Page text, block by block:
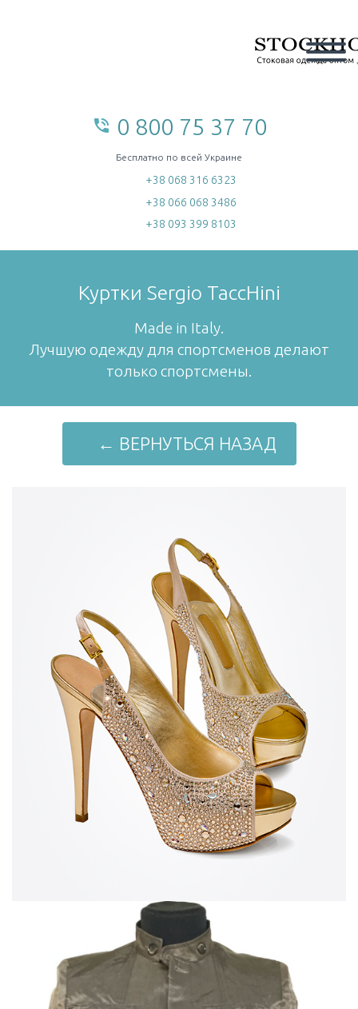
phone_in_talk 0 800 75 37 70
Бесплатно по всей Украине
+38 068 316 6323
+38 066 068 3486
+38 093 399 8103
Куртки Sergio TaccHini
Made in Italy.
Лучшую одежду для спортсменов делают
только спортсмены.
← ВЕРНУТЬСЯ НАЗАД